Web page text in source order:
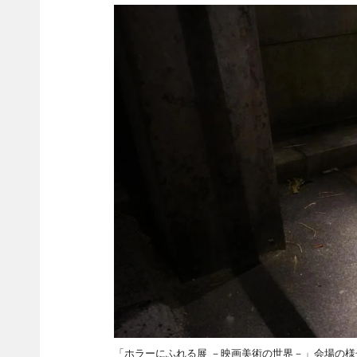
「ホラーにふれる展 －映画美術の世界－」会場の